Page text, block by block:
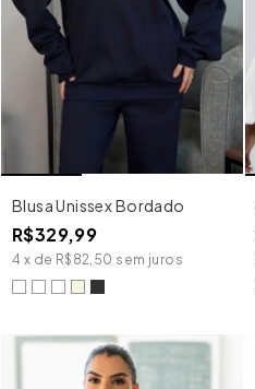
Blusa Unissex Bordado
R$329,99
4 x de R$82,50 sem juros